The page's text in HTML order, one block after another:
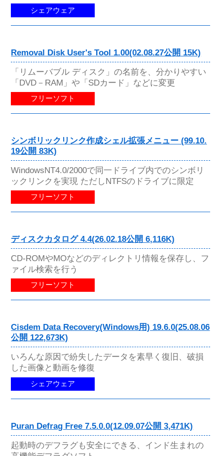
シェアウェア
Removal Disk User's Tool 1.00(02.08.27公開 15K)
「リムーバブル ディスク」の名前を、分かりやすい
「DVD－RAM」や「SDカード」などに変更
フリーソフト
シンボリックリンク作成シェル拡張メニュー (99.10.
19公開 83K)
WindowsNT4.0/2000で同一ドライブ内でのシンボリ
ックリンクを実現 ただしNTFSのドライブに限定
フリーソフト
ディスクカタログ 4.4(26.02.18公開 6,116K)
CD-ROMやMOなどのディレクトリ情報を保存し、フ
ァイル検索を行う
フリーソフト
Cisdem Data Recovery(Windows用) 19.6.0(25.08.06
公開 122,673K)
いろんな原因で紛失したデータを素早く復旧、破損
した画像と動画を修復
シェアウェア
Puran Defrag Free 7.5.0.0(12.09.07公開 3,471K)
起動時のデフラグも安全にできる、インド生まれの